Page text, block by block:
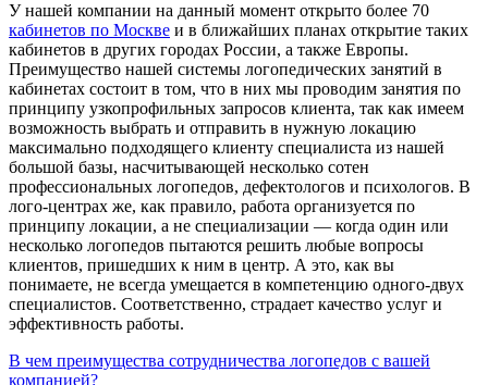
У нашей компании на данный момент открыто более 70
кабинетов по Москве и в ближайших планах открытие таких
кабинетов в других городах России, а также Европы.
Преимущество нашей системы логопедических занятий в
кабинетах состоит в том, что в них мы проводим занятия по
принципу узкопрофильных запросов клиента, так как имеем
возможность выбрать и отправить в нужную локацию
максимально подходящего клиенту специалиста из нашей
большой базы, насчитывающей несколько сотен
профессиональных логопедов, дефектологов и психологов. В
лого-центрах же, как правило, работа организуется по
принципу локации, а не специализации — когда один или
несколько логопедов пытаются решить любые вопросы
клиентов, пришедших к ним в центр. А это, как вы
понимаете, не всегда умещается в компетенцию одного-двух
специалистов. Соответственно, страдает качество услуг и
эффективность работы.
В чем преимущества сотрудничества логопедов с вашей
компанией?